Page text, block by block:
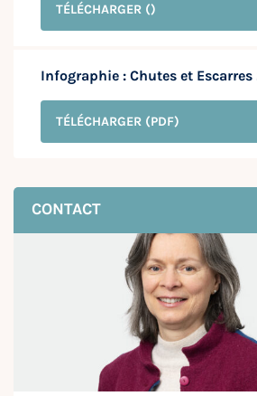
CONTACT
TÉLÉCHARGER ()
Infographie : Chutes et
TÉLÉCHARGER (PDF)